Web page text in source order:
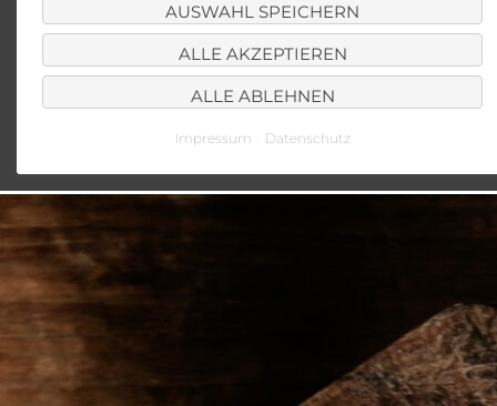
AUSWAHL SPEICHERN
ALLE AKZEPTIEREN
ALLE ABLEHNEN
Impressum Datenschutz